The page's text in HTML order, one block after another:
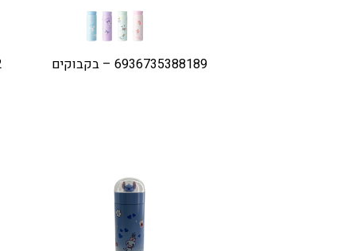
6936735388189 – בקבוקים